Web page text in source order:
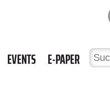
EVENTS E-PAPER